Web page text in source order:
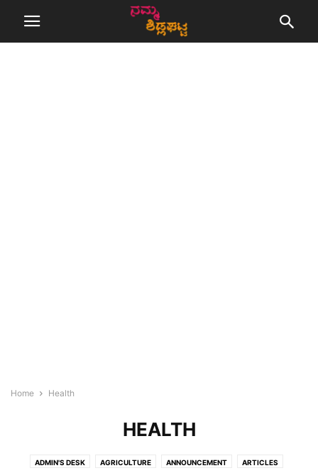
Home Health
HEALTH
ADMIN'S DESK AGRICULTURE ANNOUNCEMENT ARTICLES